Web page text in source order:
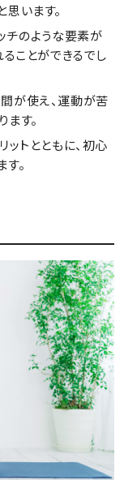
います。
チのような要素が
ることができるでし
が使え、運動が苦
す。
ットとともに、初心
。